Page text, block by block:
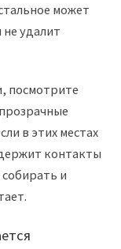
может
удалит
посмотрите
в этих местах
контакты
и